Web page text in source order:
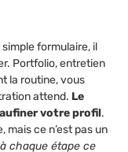
formulaire, il
Portfolio, entretien
la routine, vous
attend. Le
votre profil.
mais ce n’est pas un
chaque étape ce